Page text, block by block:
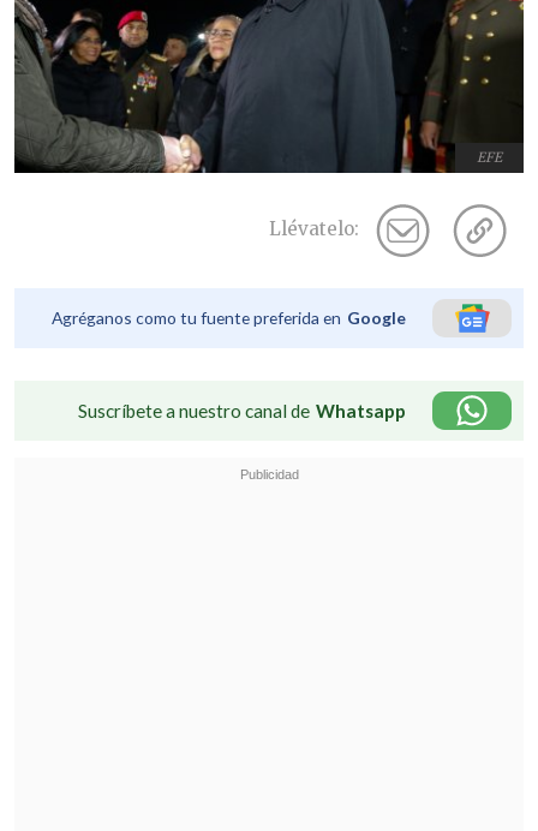
EFE
Llévatelo:
Agréganos como tu fuente preferida en Google
Suscríbete a nuestro canal de Whatsapp